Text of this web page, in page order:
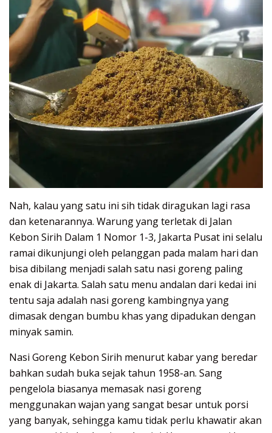
Nah, kalau yang satu ini sih tidak diragukan lagi rasa
dan ketenarannya. Warung yang terletak di Jalan
Kebon Sirih Dalam 1 Nomor 1-3, Jakarta Pusat ini selalu
ramai dikunjungi oleh pelanggan pada malam hari dan
bisa dibilang menjadi salah satu nasi goreng paling
enak di Jakarta. Salah satu menu andalan dari kedai ini
tentu saja adalah nasi goreng kambingnya yang
dimasak dengan bumbu khas yang dipadukan dengan
minyak samin.
Nasi Goreng Kebon Sirih menurut kabar yang beredar
bahkan sudah buka sejak tahun 1958-an. Sang
pengelola biasanya memasak nasi goreng
menggunakan wajan yang sangat besar untuk porsi
yang banyak, sehingga kamu tidak perlu khawatir akan